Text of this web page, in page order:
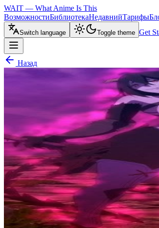
WAIT — What Anime Is This
ВозможностиБиблиотекаНедавнийТарифы
Switch language Toggle theme Get
Назад